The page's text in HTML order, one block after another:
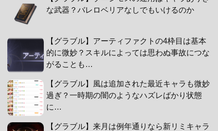
な武器？バレロベリアなしでもいけるのか
【グラブル】アーティファクトの4枠目は基本
的に微妙？スキルによっては思わぬ事故につな
がることも…
【グラブル】風は追加された最近キャラも微妙
過ぎ？一時期の闇のようなハズレばかり状態
に…
【グラブル】来月は例年通りなら新リミキャラ